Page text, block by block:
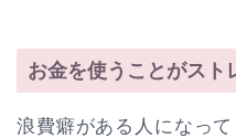
お金を使うことがスト
浪費癖がある人になっ